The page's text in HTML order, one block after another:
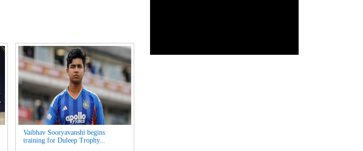
Vaibhav Sooryavanshi begins
training for Duleep Trophy...